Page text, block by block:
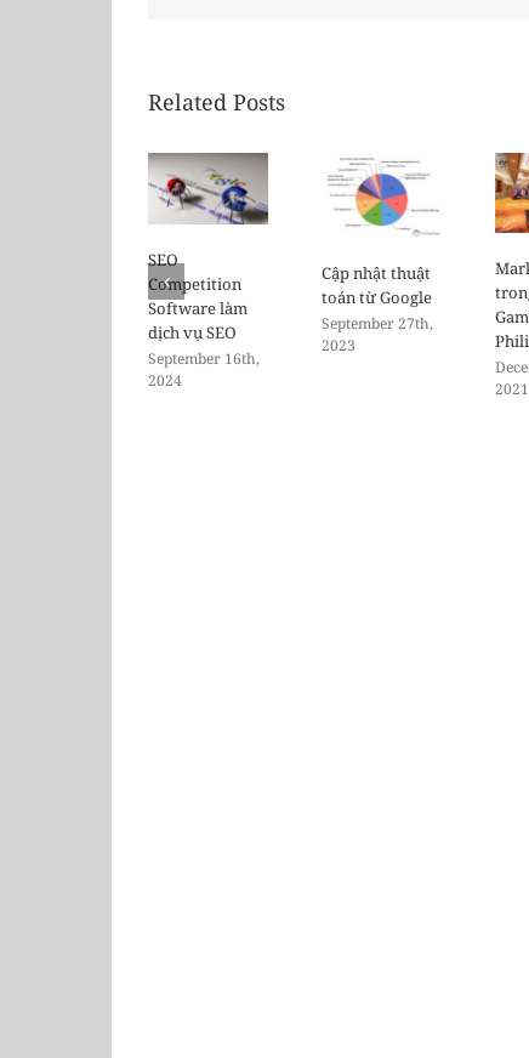
Related Posts
SEO
Competition
Software làm
dịch vụ SEO
September 16th,
2024
Cập nhật thuật
toán từ Google
September 27th,
2023
2021